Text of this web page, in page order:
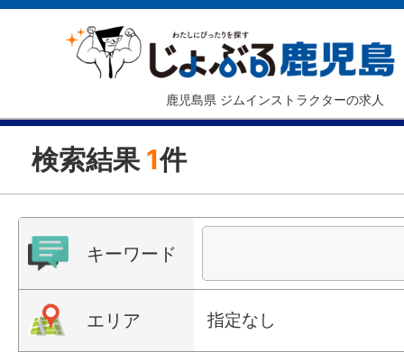
鹿児島県 ジムインストラクターの求人
検索結果 1件
キーワード
エリア 指定なし